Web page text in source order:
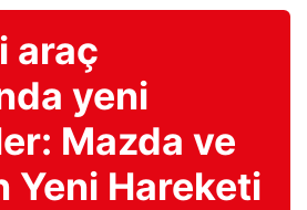
araç
yeni
Mazda ve
Yeni Hareketi